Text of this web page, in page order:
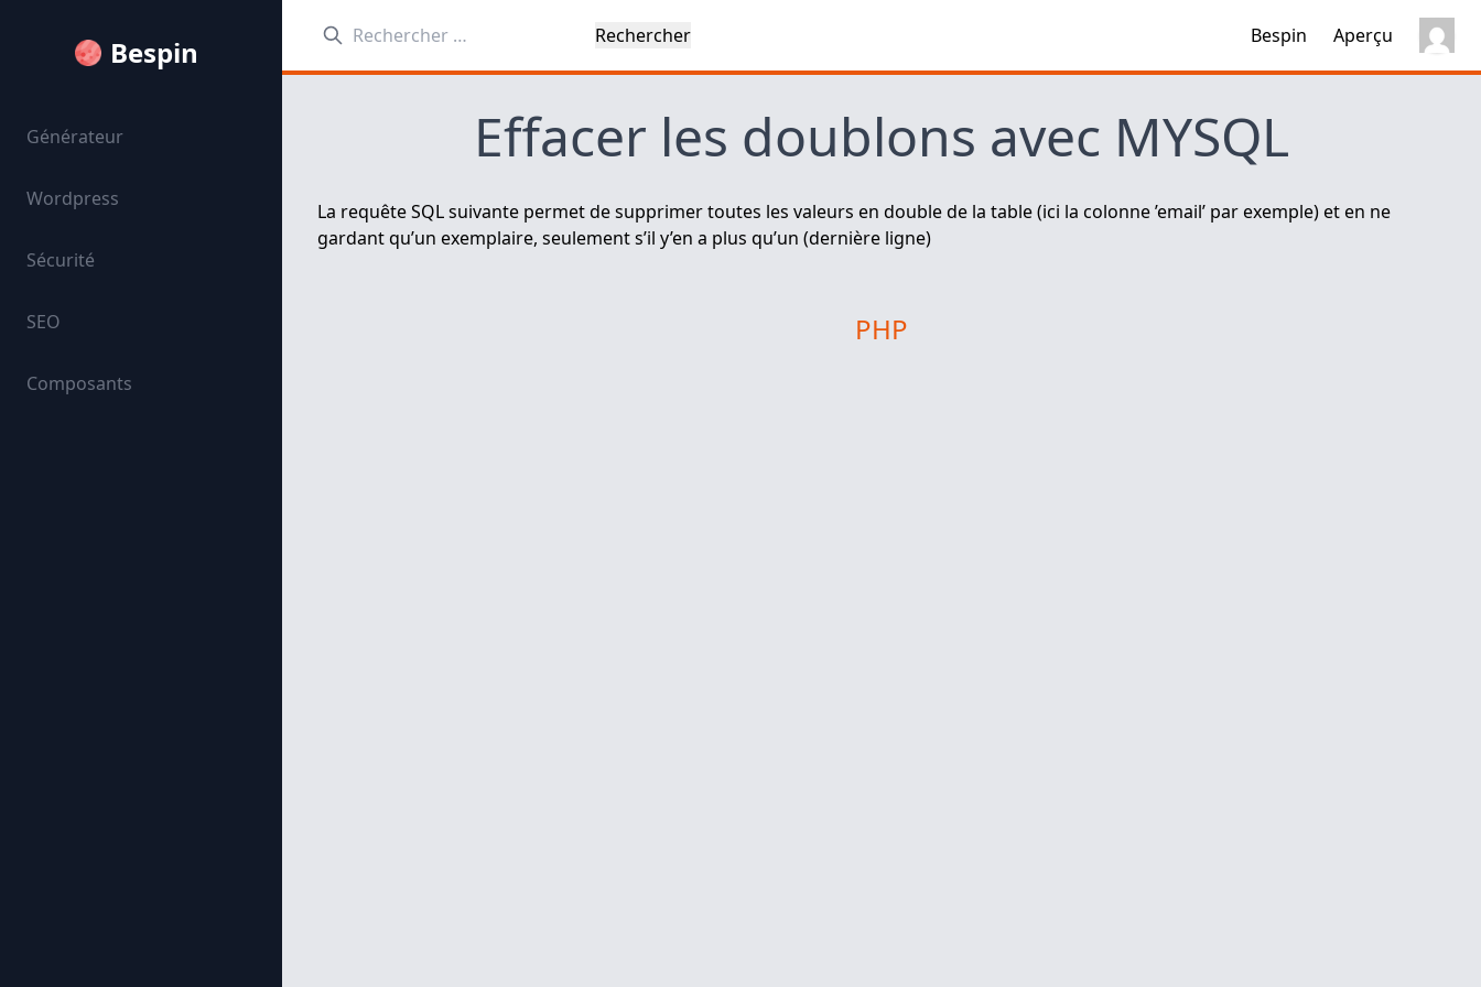
Bespin
Générateur
Wordpress
Sécurité
SEO
Composants
Rechercher: Bespin Aperçu
Effacer les doublons avec MYSQL
La requête SQL suivante permet de supprimer toutes les valeurs en double de la table (ici la colonne ’email’ par exemple) et en ne
gardant qu’un exemplaire, seulement s’il y’en a plus qu’un (dernière ligne)
PHP